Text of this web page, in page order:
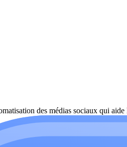
des médias sociaux qui